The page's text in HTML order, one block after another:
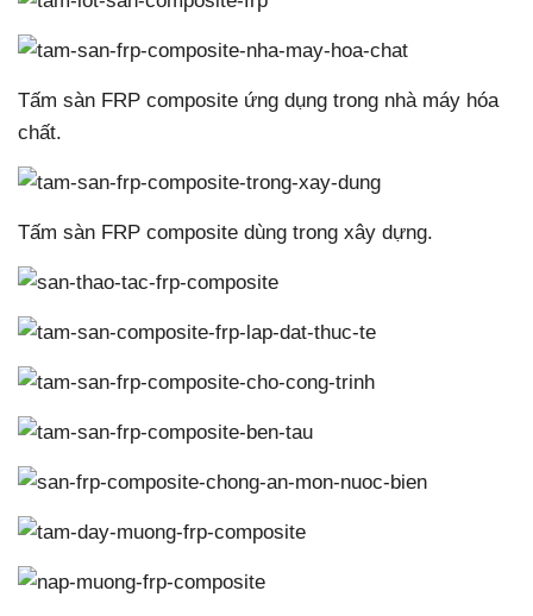
Tấm sàn FRP composite ứng dụng trong nhà máy hóa
chất.
Tấm sàn FRP composite dùng trong xây dựng.